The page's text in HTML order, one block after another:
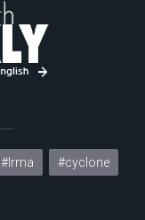
#Irma #cyclone